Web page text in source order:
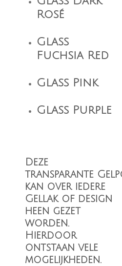
Rosé
Glass
Fuchsia Red
Glass Pink
Glass Purple
Deze
transparante
kan over iedere
Gellak of design
heen gezet
worden.
Hierdoor
ontstaan vele
mogelijkheden.